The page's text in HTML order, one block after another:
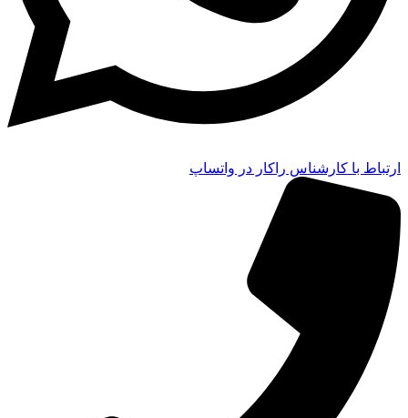
ارتباط با کارشناس راکار در واتساپ